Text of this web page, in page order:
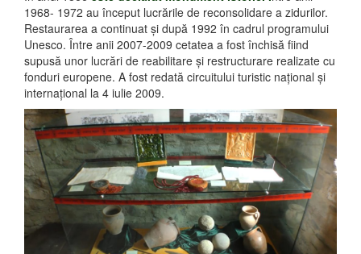
1968- 1972 au început lucrările de reconsolidare a zidurilor.
Restaurarea a continuat şi după 1992 în cadrul programului
Unesco. Între anii 2007-2009 cetatea a fost închisă fiind
supusă unor lucrări de reabilitare şi restructurare realizate cu
fonduri europene. A fost redată circuitului turistic naţional şi
internaţional la 4 iulie 2009.